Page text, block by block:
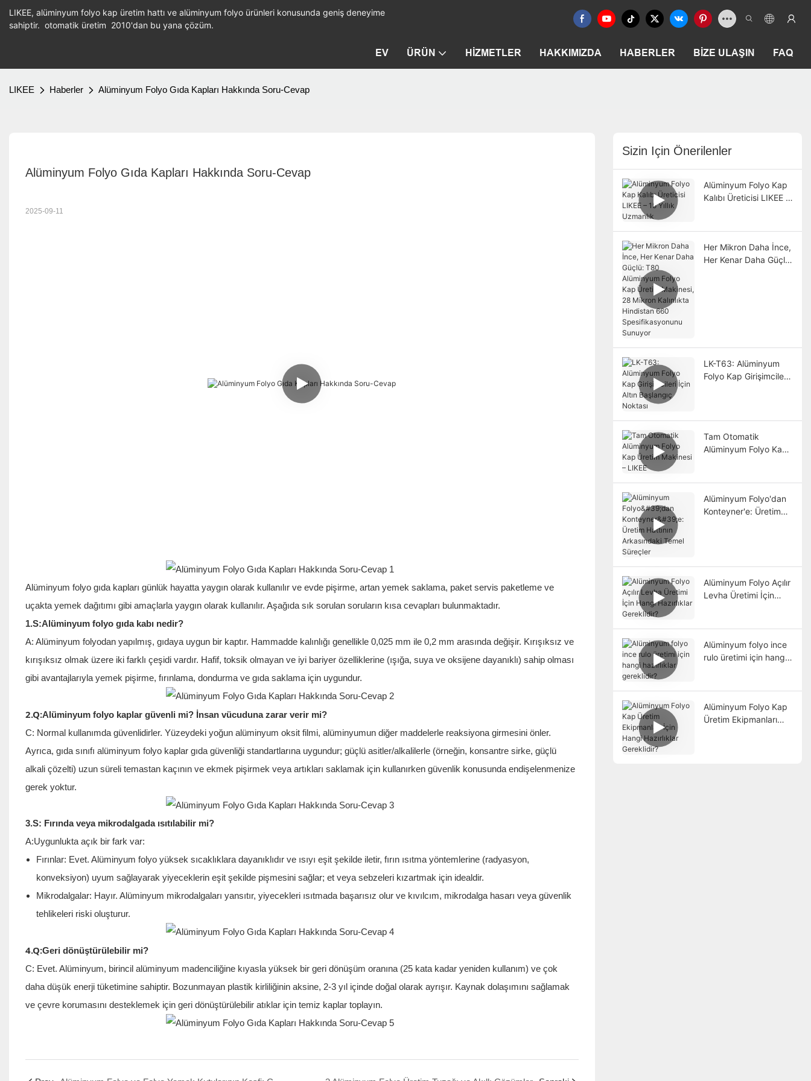
LIKEE, alüminyum folyo kap üretim hattı ve alüminyum folyo ürünleri konusunda geniş deneyime
sahiptir. otomatik üretim 2010'dan bu yana çözüm.
EV ÜRÜN HIZMETLER HAKKIMIZDA HABERLER BIZE ULAŞIN FAQ
LIKEE Haberler Alüminyum Folyo Gıda Kapları Hakkında Soru-Cevap
Alüminyum Folyo Gıda Kapları Hakkında Soru-Cevap
2025-09-11
Alüminyum folyo gıda kapları günlük hayatta yaygın olarak kullanılır ve evde pişirme, artan yemek saklama, paket servis paketleme ve
uçakta yemek dağıtımı gibi amaçlarla yaygın olarak kullanılır. Aşağıda sık sorulan soruların kısa cevapları bulunmaktadır.
1.S:Alüminyum folyo gıda kabı nedir?
A: Alüminyum folyodan yapılmış, gıdaya uygun bir kaptır. Hammadde kalınlığı genellikle 0,025 mm ile 0,2 mm arasında değişir. Kırışıksız ve
kırışıksız olmak üzere iki farklı çeşidi vardır. Hafif, toksik olmayan ve iyi bariyer özelliklerine (ışığa, suya ve oksijene dayanıklı) sahip olması
gibi avantajlarıyla yemek pişirme, fırınlama, dondurma ve gıda saklama için uygundur.
2.Q:Alüminyum folyo kaplar güvenli mi? İnsan vücuduna zarar verir mi?
C: Normal kullanımda güvenlidirler. Yüzeydeki yoğun alüminyum oksit filmi, alüminyumun diğer maddelerle reaksiyona girmesini önler.
Ayrıca, gıda sınıfı alüminyum folyo kaplar gıda güvenliği standartlarına uygundur; güçlü asitler/alkalilerle (örneğin, konsantre sirke, güçlü
alkali çözelti) uzun süreli temastan kaçının ve ekmek pişirmek veya artıkları saklamak için kullanırken güvenlik konusunda endişelenmenize
gerek yoktur.
3.S: Fırında veya mikrodalgada ısıtılabilir mi?
A:Uygunlukta açık bir fark var:
Fırınlar: Evet. Alüminyum folyo yüksek sıcaklıklara dayanıklıdır ve ısıyı eşit şekilde iletir, fırın ısıtma yöntemlerine (radyasyon,
konveksiyon) uyum sağlayarak yiyeceklerin eşit şekilde pişmesini sağlar; et veya sebzeleri kızartmak için idealdir.
Mikrodalgalar: Hayır. Alüminyum mikrodalgaları yansıtır, yiyecekleri ısıtmada başarısız olur ve kıvılcım, mikrodalga hasarı veya güvenlik
tehlikeleri riski oluşturur.
4.Q:Geri dönüştürülebilir mi?
C: Evet. Alüminyum, birincil alüminyum madenciliğine kıyasla yüksek bir geri dönüşüm oranına (25 kata kadar yeniden kullanım) ve çok
daha düşük enerji tüketimine sahiptir. Bozunmayan plastik kirliliğinin aksine, 2-3 yıl içinde doğal olarak ayrışır. Kaynak dolaşımını sağlamak
ve çevre korumasını desteklemek için geri dönüştürülebilir atıklar için temiz kaplar toplayın.
Sizin Için Önerilenler
Alüminyum Folyo Kap
Kalıbı Üreticisi LIKEE –
Her Mikron Daha İnce,
Her Kenar Daha Güçlü:
LK-T63: Alüminyum
Folyo Kap Girişimcileri
Tam Otomatik
Alüminyum Folyo Kap
Alüminyum Folyo'dan
Konteyner'e: Üretim
Alüminyum Folyo Açılır
Levha Üretimi İçin
Alüminyum folyo ince
rulo üretimi için hangi
Alüminyum Folyo Kap
Üretim Ekipmanları